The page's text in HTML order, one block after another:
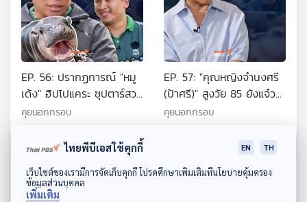
ดาวน์โหลด Thai PBS Podcast Application
EP. 56: ปรากฏการณ์ "หมู
เด้ง" ฮิปโปแคระ ซุปตาร์สวน
สัตว์เขาเขียว
คุยนอกกรอบ
EP. 57: "คุณหญิงจำนงศรี
(ป้าศรี)" สูงวัย 85 ยังแจ๋ว
ใจเป็นสุข
คุยนอกกรอบ
ตอนที่เกี่ยวข้อง
ไทยพีบีเอสใช้คุกกี้ EN TH
เว็บไซต์ของเรามีการจัดเก็บคุกกี้ โปรดศึกษาเพิ่มเติมที่นโยบายคุ้มครอง
ข้อมูลส่วนบุคคล
เพิ่มเติม